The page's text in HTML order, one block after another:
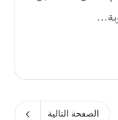
الصفحة التالية